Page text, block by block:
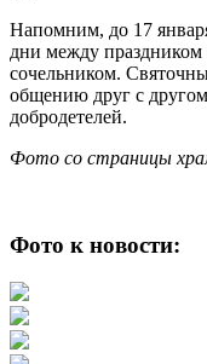
Напомним, до 17
дни между
сочельником.
общению друг с
добродетелей.
Фото со страницы
Фото к новости: